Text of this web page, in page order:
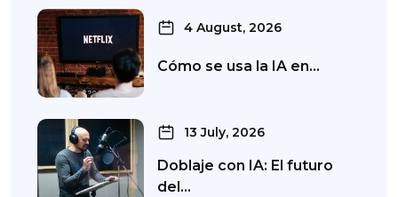
4 August, 2026
Cómo se usa la IA en…
13 July, 2026
Doblaje con IA: El futuro
del…